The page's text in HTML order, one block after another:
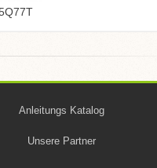
Anleitungs Katalog
Unsere Partner